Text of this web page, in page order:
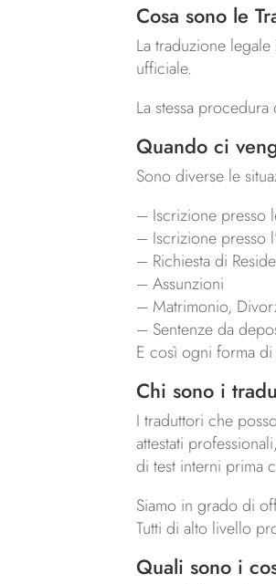
Cosa sono le
La traduzione
ufficiale.
La stessa
Quando ci
Sono diverse le
– Iscrizione presso
– Iscrizione presso
– Richiesta di
– Assunzioni
– Matrimonio,
– Sentenze da
E così ogni forma
Chi sono i
I traduttori che
attestati
di test interni prima
Siamo in grado di
Tutti di alto livello
Quali sono i